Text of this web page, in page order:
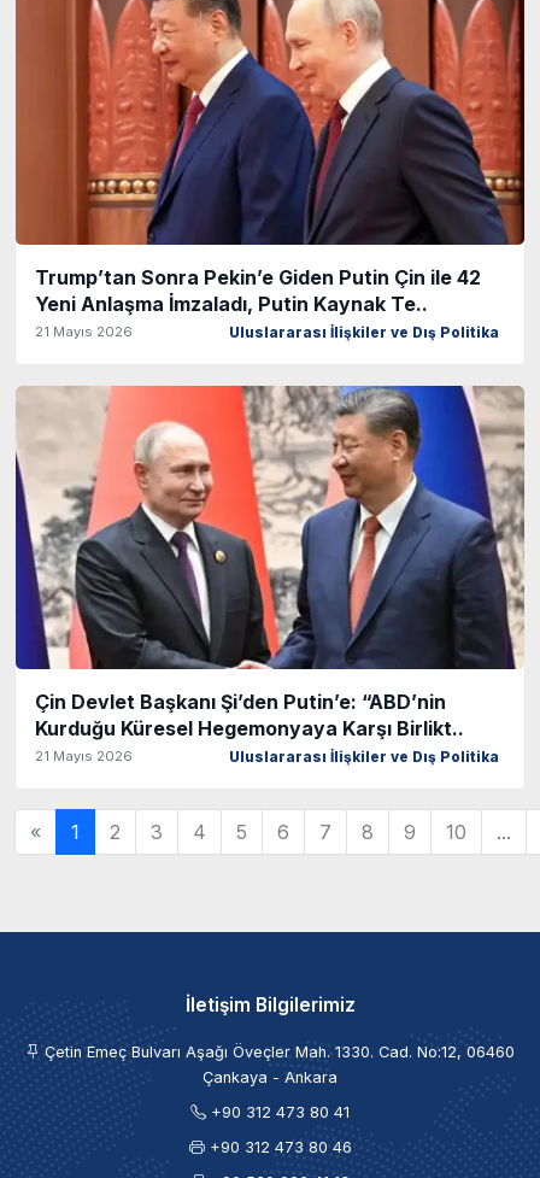
Trump’tan Sonra Pekin’e Giden Putin Çin ile 42
Yeni Anlaşma İmzaladı, Putin Kaynak Te..
21 Mayıs 2026 Uluslararası İlişkiler ve Dış Politika
Çin Devlet Başkanı Şi’den Putin’e: “ABD’nin
Kurduğu Küresel Hegemonyaya Karşı Birlikt..
21 Mayıs 2026 Uluslararası İlişkiler ve Dış Politika
« 1 2 3 4 5 6 7 8 9 10 ...
İletişim Bilgilerimiz
Çetin Emeç Bulvarı Aşağı Öveçler Mah. 1330. Cad. No:12, 06460
Çankaya - Ankara
+90 312 473 80 41
+90 312 473 80 46